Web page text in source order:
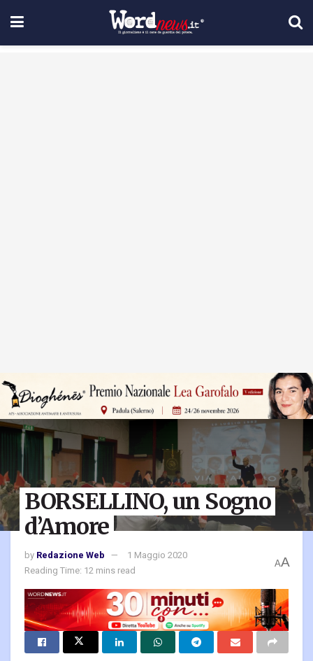
BORSELLINO, un Sogno
d’Amore
by Redazione Web
1 Maggio 2020
Reading Time: 12 mins read
AA